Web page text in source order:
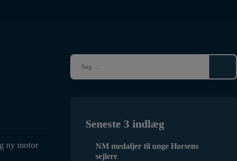
ny motor
Seneste 3 indlæg
NM medaljer til unge Horsens
sejlere